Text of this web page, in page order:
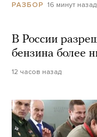
РАЗБОР 16 минут назад
В России
бензина более
12 часов назад